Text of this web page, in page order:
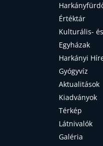
Értéktár
Kulturális-
Egyházak
Harkányi
Gyógyvíz
Aktualitások
Kiadványok
Térkép
Látnivalók
Galéria